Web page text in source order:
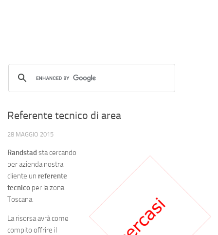
Referente tecnico di area
28 MAGGIO 2015
Randstad sta cercando
per azienda nostra
cliente un referente
tecnico per la zona
Toscana.
La risorsa avrà come
compito offrire il